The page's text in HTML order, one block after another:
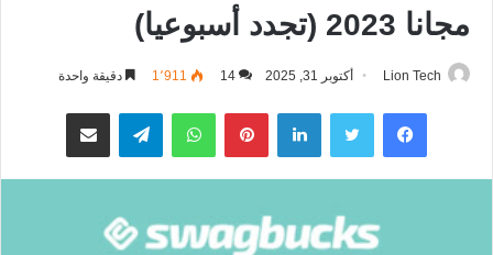
مجانا 2023 (تجدد أسبوعيا)
Lion Tech أكتوبر 31, 2025 14 1٬911 دقيقة واحدة
فيسبوك تويتر لينكدإن بينتيريستواتساب تيلقرام مشاركة عبر البريد